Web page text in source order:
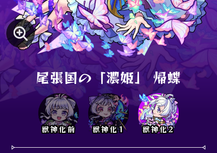
尾張国の「濃姫」 帰蝶
獣神化前 獣神化1 獣神化2